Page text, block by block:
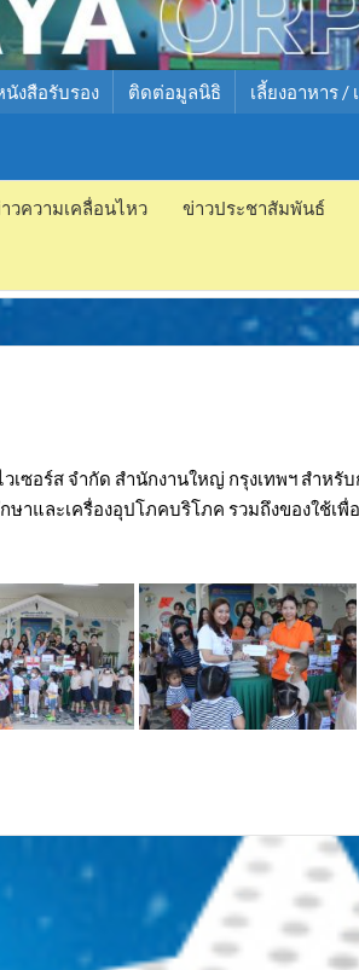
นังสือรับรอง ติดต่อมูลนิธิ เลี้ยงอาหาร /
วความเคลื่อนไหว ข่าวประชาสัมพันธ์
ซอร์ส จำกัด สำนักงานใหญ่ กรุงเทพฯ สำหรับ
าและเครื่องอุปโภคบริโภค รวมถึงของใช้เพื่